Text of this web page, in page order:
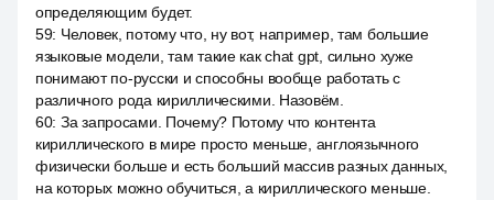
определяющим будет.
59: Человек, потому что, ну вот, например, там большие
языковые модели, там такие как chat gpt, сильно хуже
понимают по-русски и способны вообще работать с
различного рода кириллическими. Назовём.
60: За запросами. Почему? Потому что контента
кириллического в мире просто меньше, англоязычного
физически больше и есть больший массив разных данных,
на которых можно обучиться, а кириллического меньше.